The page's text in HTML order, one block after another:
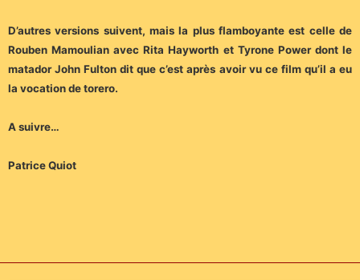
D’autres versions suivent, mais la plus flamboyante est celle de
Rouben Mamoulian avec Rita Hayworth et Tyrone Power dont le
matador John Fulton dit que c’est après avoir vu ce film qu’il a eu
la vocation de torero.
A suivre…
Patrice Quiot